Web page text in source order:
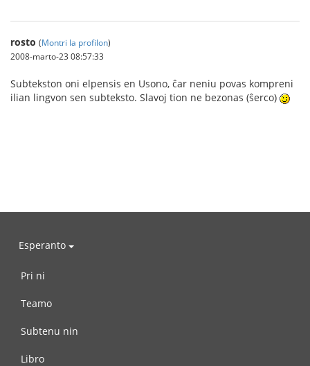
rosto (Montri la profilon)
2008-marto-23 08:57:33
Subtekston oni elpensis en Usono, ĉar neniu povas kompreni
ilian lingvon sen subteksto. Slavoj tion ne bezonas (ŝerco)
Esperanto
Pri ni
Teamo
Subtenu nin
Libro